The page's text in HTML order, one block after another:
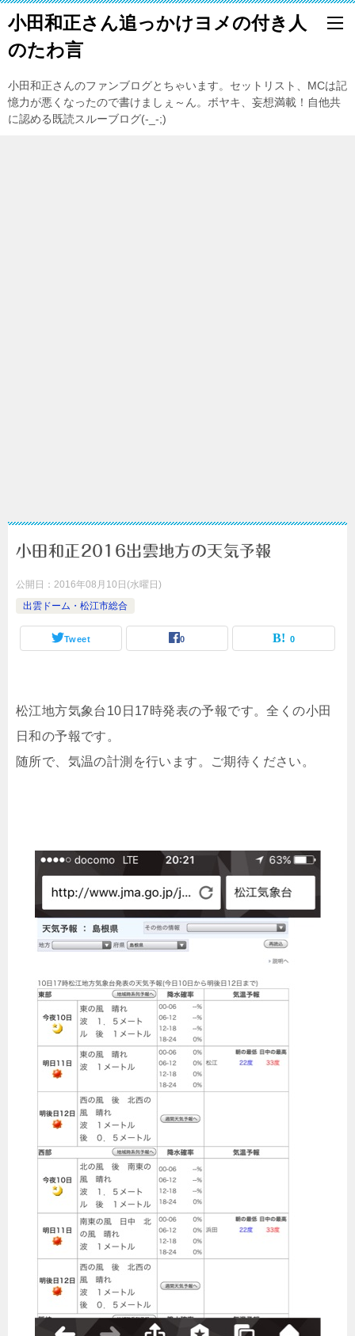
小田和正さん追っかけヨメの付き人
のたわ言
小田和正さんのファンブログとちゃいます。セットリスト、MCは記
憶力が悪くなったので書けましぇ～ん。ボヤキ、妄想満載！自他共
に認める既読スルーブログ(-_-;)
小田和正2016出雲地方の天気予報
公開日： 2016年08月10日(水曜日)
出雲ドーム・松江市総合
Tweet 0 0
松江地方気象台10日17時発表の予報です。全くの小田
日和の予報です。
随所で、気温の計測を行います。ご期待ください。